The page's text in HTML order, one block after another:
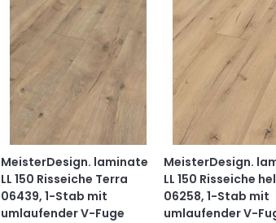
MeisterDesign. laminate
LL 150 Risseiche Terra
06439, 1-Stab mit
umlaufender V-Fuge
MeisterDesign.
LL 150 Risseiche
06258, 1-Stab mit
umlaufender V-